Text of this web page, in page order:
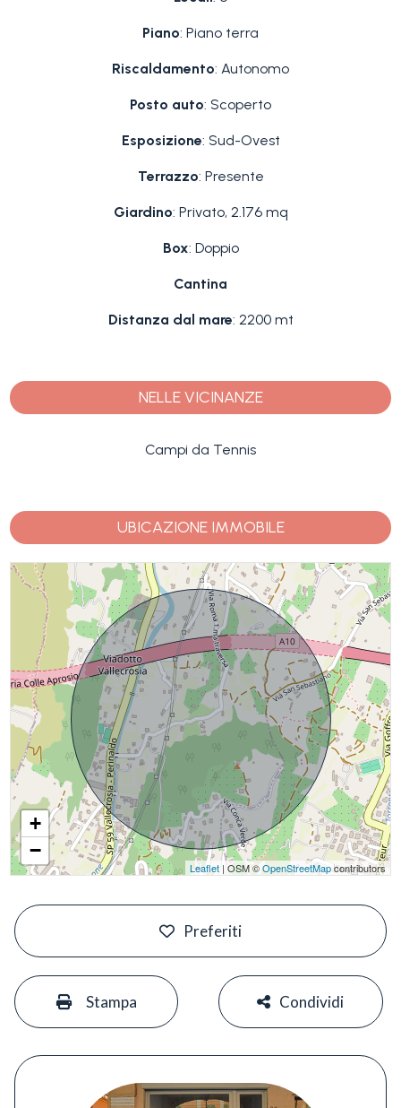
Piano: Piano terra
Riscaldamento: Autonomo
Posto auto: Scoperto
Esposizione: Sud-Ovest
Terrazzo: Presente
Giardino: Privato, 2.176 mq
Box: Doppio
Cantina
Distanza dal mare: 2200 mt
NELLE VICINANZE
Campi da Tennis
UBICAZIONE IMMOBILE
+
−
Leaflet| OSM ©OpenStreetMapcontributors
Preferiti
Stampa Condividi